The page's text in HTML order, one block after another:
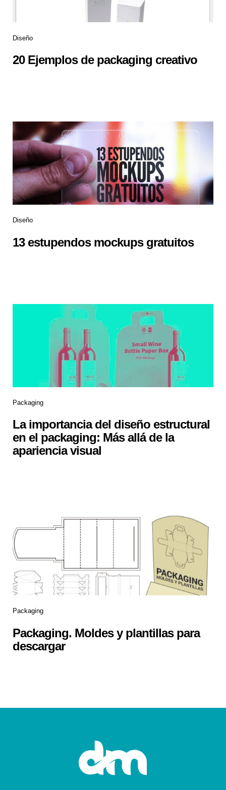
Diseño
20 Ejemplos de packaging creativo
Diseño
13 estupendos mockups gratuitos
Packaging
La importancia del diseño estructural
en el packaging: Más allá de la
apariencia visual
Packaging
Packaging. Moldes y plantillas para
descargar